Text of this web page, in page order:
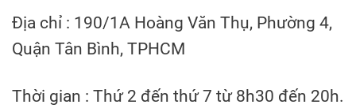
Địa chỉ : 190/1A Hoàng Văn Thụ, Phường 4,
Quận Tân Bình, TPHCM
Thời gian : Thứ 2 đến thứ 7 từ 8h30 đến 20h.